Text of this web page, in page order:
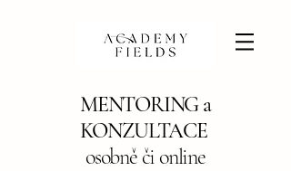
MENTORING a
KONZULTACE
osobně či online